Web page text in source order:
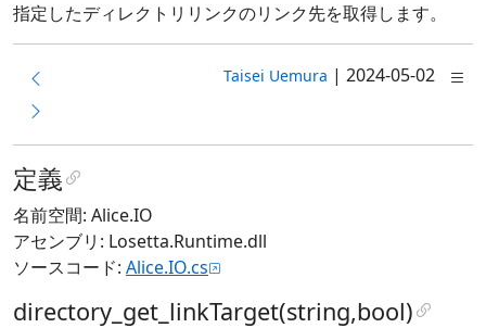
指定したディレクトリリンクのリンク先を取得します。
Taisei Uemura | 2024-05-02
定義
名前空間: Alice.IO
アセンブリ: Losetta.Runtime.dll
ソースコード: Alice.IO.cs
directory_get_linkTarget(string,bool)